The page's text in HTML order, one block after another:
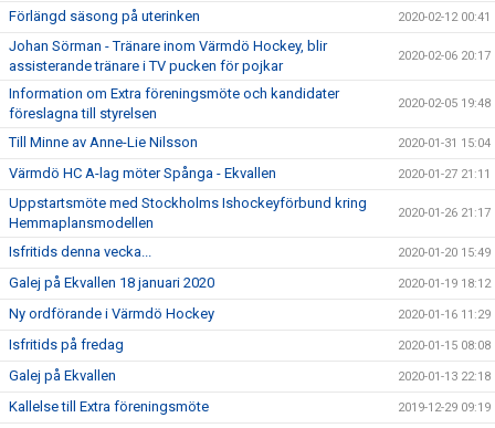
Förlängd säsong på uterinken 2020-02-12 00:41
Johan Sörman - Tränare inom Värmdö Hockey, blir
assisterande tränare i TV pucken för pojkar
2020-02-06 20:17
Information om Extra föreningsmöte och kandidater
föreslagna till styrelsen
2020-02-05 19:48
Till Minne av Anne-Lie Nilsson 2020-01-31 15:04
Värmdö HC A-lag möter Spånga - Ekvallen 2020-01-27 21:11
Uppstartsmöte med Stockholms Ishockeyförbund kring
Hemmaplansmodellen
2020-01-26 21:17
Isfritids denna vecka... 2020-01-20 15:49
Galej på Ekvallen 18 januari 2020 2020-01-19 18:12
Ny ordförande i Värmdö Hockey 2020-01-16 11:29
Isfritids på fredag 2020-01-15 08:08
Galej på Ekvallen 2020-01-13 22:18
Kallelse till Extra föreningsmöte 2019-12-29 09:19